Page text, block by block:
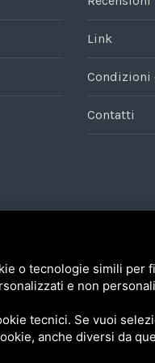
Link
Condizioni
Contatti
Legge n. 124/2017 si segnala
sussidi, vantaggi,
che vengono dettagliati
o tecnologie simili per
e non
tecnici. Se vuoi
anche diversi da